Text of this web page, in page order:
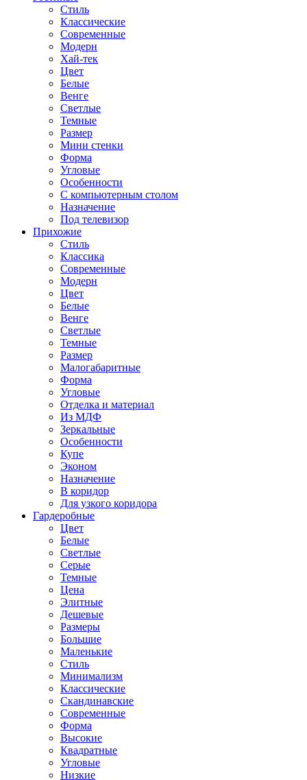
Стиль
Классические
Современные
Модерн
Хай-тек
Цвет
Белые
Венге
Светлые
Темные
Размер
Мини стенки
Форма
Угловые
Особенности
С компьютерным столом
Назначение
Под телевизор
Прихожие
Стиль
Классика
Современные
Модерн
Цвет
Белые
Венге
Светлые
Темные
Размер
Малогабаритные
Форма
Угловые
Отделка и материал
Из МДФ
Зеркальные
Особенности
Купе
Эконом
Назначение
В коридор
Для узкого коридора
Гардеробные
Цвет
Белые
Светлые
Серые
Темные
Цена
Элитные
Дешевые
Размеры
Большие
Маленькие
Стиль
Минимализм
Классические
Скандинавские
Современные
Форма
Высокие
Квадратные
Угловые
Низкие